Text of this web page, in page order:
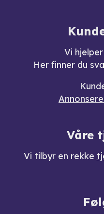
Vi
Her finner du
Våre
Vi tilbyr en rekke